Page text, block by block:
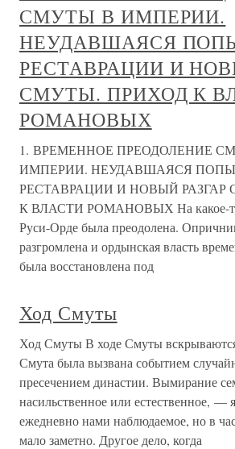
СМУТЫ В ИМПЕРИИ.
НЕУДАВШАЯСЯ
РЕСТАВРАЦИИ И
СМУТЫ. ПРИХОД К
РОМАНОВЫХ
1. ВРЕМЕННОЕ ПРЕОДОЛЕНИЕ
ИМПЕРИИ. НЕУДАВШАЯСЯ
РЕСТАВРАЦИИ И НОВЫЙ
К ВЛАСТИ РОМАНОВЫХ На какое-то
Руси-Орде была преодолена.
разгромлена и ордынская власть
была восстановлена под
Ход Смуты
Ход Смуты В ходе Смуты
Смута была вызвана событием
пресечением династии. Вымирание
насильственное или естественное, —
ежедневно нами наблюдаемое, но в
мало заметно. Другое дело, когда